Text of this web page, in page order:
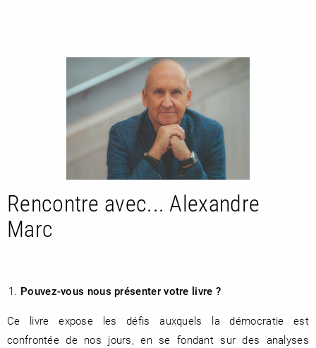
À PARAÎTRE
NOUVEAUTÉS
Rencontre avec... Alexandre
Marc
Pouvez-vous nous présenter votre livre ?
Ce livre expose les défis auxquels la démocratie est
confrontée de nos jours, en se fondant sur des analyses